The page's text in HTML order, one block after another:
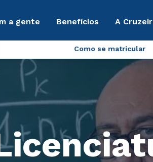
a gente Benefícios A
Como se matricular